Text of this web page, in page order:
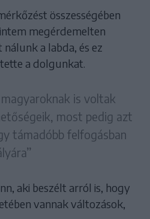
összességében
megérdemelten
a labda, és ez
a dolgunkat.
is voltak
most pedig azt
támadóbb felfogásban
aki beszélt arról is, hogy
vannak változások,